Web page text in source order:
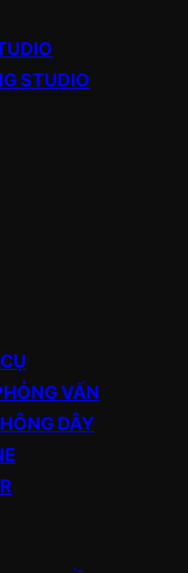
STUDIO
VẤN
DÂY